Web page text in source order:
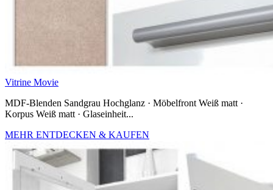
Vitrine Movie
MDF-Blenden Sandgrau Hochglanz · Möbelfront Weiß matt ·
Korpus Weiß matt · Glaseinheit...
MEHR ENTDECKEN & KAUFEN